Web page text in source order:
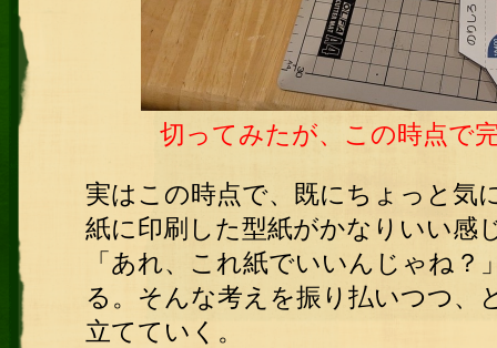
切ってみたが、この時点で
実はこの時点で、既にちょっと気
紙に印刷した型紙がかなりいい感
「あれ、これ紙でいいんじゃね
る。そんな考えを振り払いつつ、
立てていく。